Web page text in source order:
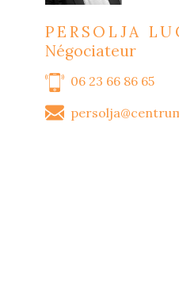
PERSOLJA
Négociateur
06 23 66 86 65